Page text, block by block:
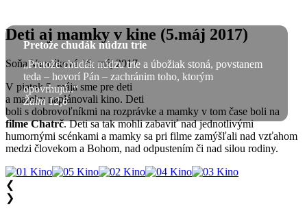
Pretože chudák núdzu trie
„Pretože chudák núdzu trie a úbožiak stoná, povstanem
teda – hovorí Pán – zachránim toho, ktorým
opovrhujú..“
Žalm 12,6
Deti aj mamky v kine (5.máj 2017)
Soňa Vancáková 16. máj 2017
V piatok 5. mája sme pre deti
a mamky naplánovali kino. Deti
boli s dobrovoľníkmi na rozprávke a mamky v tom čase boli na
filme Chatrč. Deti sa tak mohli zabaviť nad jednotlivými
humornými scénkami a mamky sa pri filme zamýšľali nad vzťahom
medzi človekom a Bohom, nad odpustením či nad silou rodiny.
❮
❯